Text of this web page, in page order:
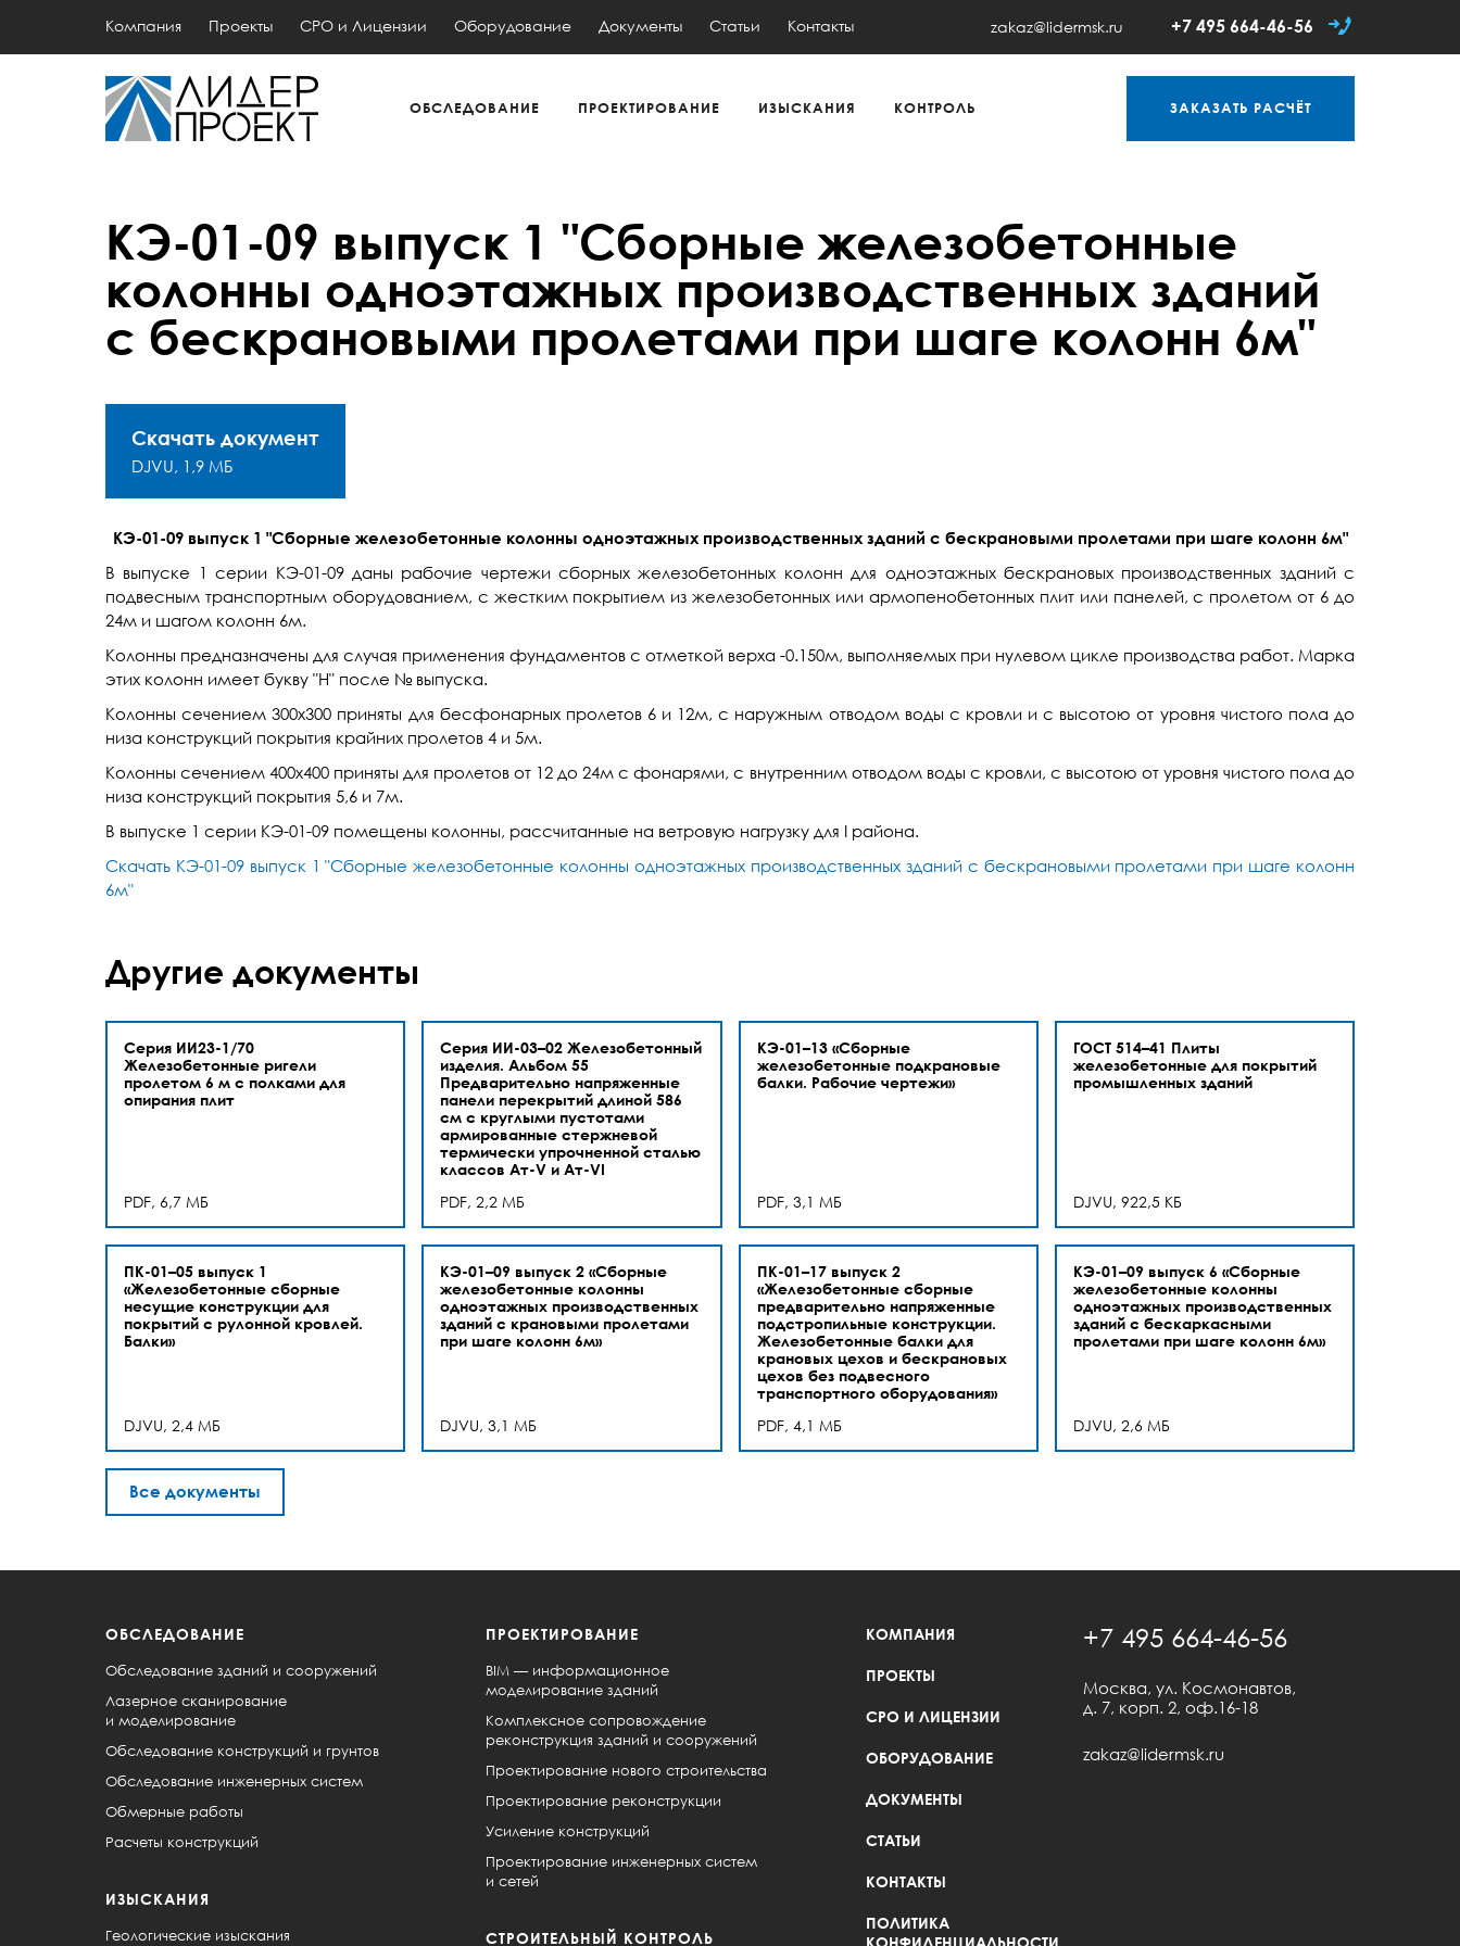
Компания Проекты СРО и Лицензии Оборудование Документы Статьи Контакты zakaz@lidermsk.ru +7 495 664-46-56
ОБСЛЕДОВАНИЕ ПРОЕКТИРОВАНИЕ ИЗЫСКАНИЯ КОНТРОЛЬ ЗАКАЗАТЬ РАСЧЁТ
КЭ-01-09 выпуск 1 "Сборные железобетонные
колонны одноэтажных производственных зданий
с бескрановыми пролетами при шаге колонн 6м"
Скачать документ
DJVU, 1,9 МБ
КЭ-01-09 выпуск 1 "Сборные железобетонные колонны одноэтажных производственных зданий с бескрановыми пролетами при шаге колонн 6м"
В выпуске 1 серии КЭ-01-09 даны рабочие чертежи сборных железобетонных колонн для одноэтажных бескрановых производственных зданий с
подвесным транспортным оборудованием, с жестким покрытием из железобетонных или армопенобетонных плит или панелей, с пролетом от 6 до
24м и шагом колонн 6м.
Колонны предназначены для случая применения фундаментов с отметкой верха -0.150м, выполняемых при нулевом цикле производства работ. Марка
этих колонн имеет букву "Н" после № выпуска.
Колонны сечением 300х300 приняты для бесфонарных пролетов 6 и 12м, с наружным отводом воды с кровли и с высотою от уровня чистого пола до
низа конструкций покрытия крайних пролетов 4 и 5м.
Колонны сечением 400х400 приняты для пролетов от 12 до 24м с фонарями, с внутренним отводом воды с кровли, с высотою от уровня чистого пола до
низа конструкций покрытия 5,6 и 7м.
В выпуске 1 серии КЭ-01-09 помещены колонны, рассчитанные на ветровую нагрузку для I района.
Скачать КЭ-01-09 выпуск 1 "Сборные железобетонные колонны одноэтажных производственных зданий с бескрановыми пролетами при шаге колонн
6м"
Другие документы
Серия ИИ23-1/70
Железобетонные ригели
пролетом 6 м с полками для
опирания плит
PDF, 6,7 МБ
Серия ИИ-03–02 Железобетонный
изделия. Альбом 55
Предварительно напряженные
панели перекрытий длиной 586
см с круглыми пустотами
армированные стержневой
термически упрочненной сталью
классов Ат-V и Ат-VI
PDF, 2,2 МБ
КЭ-01–13 «Сборные
железобетонные подкрановые
балки. Рабочие чертежи»
PDF, 3,1 МБ
ГОСТ 514–41 Плиты
железобетонные для покрытий
промышленных зданий
DJVU, 922,5 КБ
ПК-01–05 выпуск 1
«Железобетонные сборные
несущие конструкции для
покрытий с рулонной кровлей.
Балки»
DJVU, 2,4 МБ
КЭ-01–09 выпуск 2 «Сборные
железобетонные колонны
одноэтажных производственных
зданий с крановыми пролетами
при шаге колонн 6м»
DJVU, 3,1 МБ
ПК-01–17 выпуск 2
«Железобетонные сборные
предварительно напряженные
подстропильные конструкции.
Железобетонные балки для
крановых цехов и бескрановых
цехов без подвесного
транспортного оборудования»
PDF, 4,1 МБ
КЭ-01–09 выпуск 6 «Сборные
железобетонные колонны
одноэтажных производственных
зданий с бескаркасными
пролетами при шаге колонн 6м»
DJVU, 2,6 МБ
Все документы
ОБСЛЕДОВАНИЕ
Обследование зданий и сооружений
Лазерное сканирование
и моделирование
Обследование конструкций и грунтов
Обследование инженерных систем
Обмерные работы
Расчеты конструкций
ИЗЫСКАНИЯ
Геологические изыскания
ПРОЕКТИРОВАНИЕ
BIM — информационное
моделирование зданий
Комплексное сопровождение
реконструкция зданий и сооружений
Проектирование нового строительства
Проектирование реконструкции
Усиление конструкций
Проектирование инженерных систем
и сетей
СТРОИТЕЛЬНЫЙ КОНТРОЛЬ
КОМПАНИЯ
ПРОЕКТЫ
СРО И ЛИЦЕНЗИИ
ОБОРУДОВАНИЕ
ДОКУМЕНТЫ
СТАТЬИ
КОНТАКТЫ
ПОЛИТИКА
КОНФИДЕНЦИАЛЬНОСТИ
+7 495 664-46-56
Москва, ул. Космонавтов,
д. 7, корп. 2, оф.16-18
zakaz@lidermsk.ru